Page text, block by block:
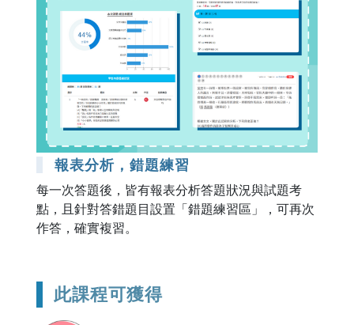
報表分析，錯題練習
每一次答題後，皆有報表分析答題狀況與試題考
點，且針對答錯題目設置「錯題練習區」，可再次
作答，確實複習。
此課程可獲得